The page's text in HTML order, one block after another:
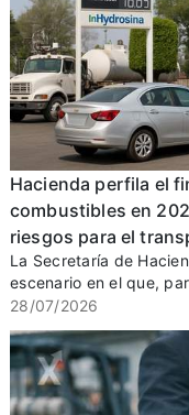
Hacienda perfila el
combustibles en
riesgos para el
La Secretaría de
escenario en el que,
28/07/2026